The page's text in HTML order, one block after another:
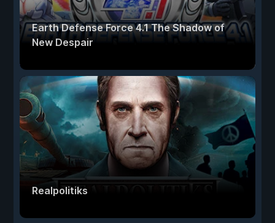
Earth Defense Force 4.1 The Shadow of
New Despair
Realpolitiks